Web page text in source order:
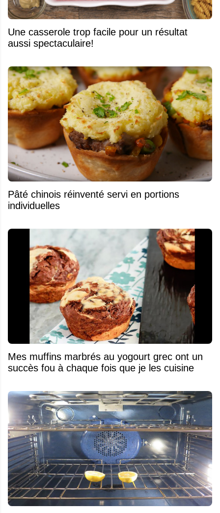
Une casserole trop facile pour un résultat
aussi spectaculaire!
Pâté chinois réinventé servi en portions
individuelles
Mes muffins marbrés au yogourt grec ont un
succès fou à chaque fois que je les cuisine